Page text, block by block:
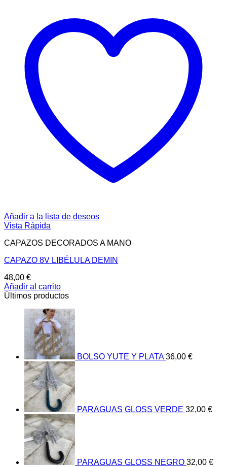
Añadir a la lista de deseos
Vista Rápida
CAPAZOS DECORADOS A MANO
CAPAZO 8V LIBÉLULA DEMIN
48,00 €
Añadir al carrito
Últimos productos
BOLSO YUTE Y PLATA 36,00 €
PARAGUAS GLOSS VERDE 32,00 €
PARAGUAS GLOSS NEGRO 32,00 €